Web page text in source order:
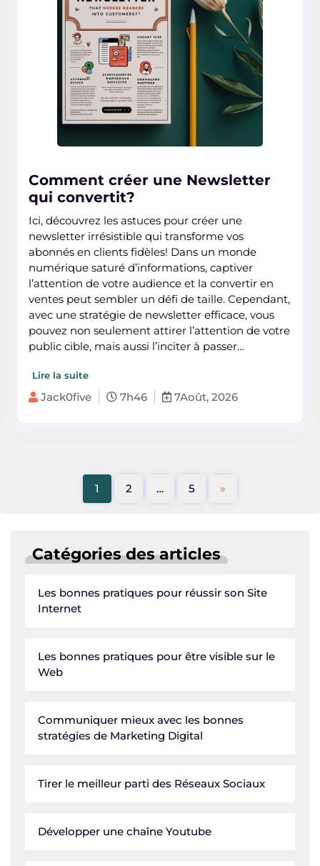
Comment créer une Newsletter
qui convertit?
Ici, découvrez les astuces pour créer une
newsletter irrésistible qui transforme vos
abonnés en clients fidèles! Dans un monde
numérique saturé d’informations, captiver
l’attention de votre audience et la convertir en
ventes peut sembler un défi de taille. Cependant,
avec une stratégie de newsletter efficace, vous
pouvez non seulement attirer l’attention de votre
public cible, mais aussi l’inciter à passer…
Lire la suite
Jack0five 7h46 7Août, 2026
1 2 … 5 »
Catégories des articles
Les bonnes pratiques pour réussir son Site
Internet
Les bonnes pratiques pour être visible sur le
Web
Communiquer mieux avec les bonnes
stratégies de Marketing Digital
Tirer le meilleur parti des Réseaux Sociaux
Développer une chaîne Youtube